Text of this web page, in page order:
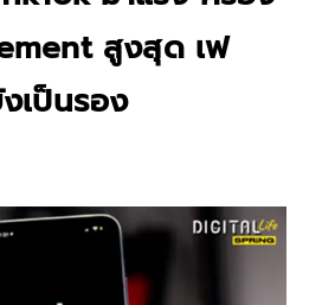
สูงสุด เฟ
เป็นรอง